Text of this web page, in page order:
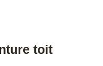
toit